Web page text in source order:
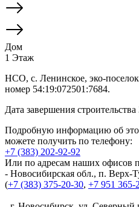
Дом
1 Этаж
НСО, с. Ленинское, эко-
номер 54:19:072501:7684.
Дата завершения
Подробную информацию об
можете получить по телефону:
+7 (383) 202-92-92
Или по адресам наших офисов
- Новосибирская обл., п. Верх-
(+7 (383) 375-20-30, +7 951 365-